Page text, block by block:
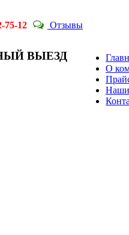
75-12 Отзывы
О
Наши
ВЫЕЗД